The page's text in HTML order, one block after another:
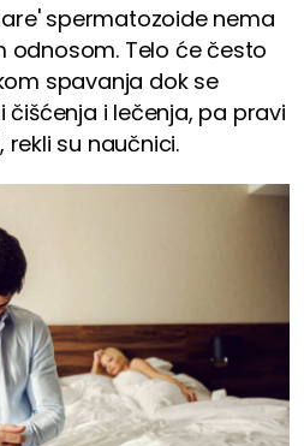
spermatozoide nema
odnosom. Telo će često
spavanja dok se
i lečenja, pa pravi
su naučnici.